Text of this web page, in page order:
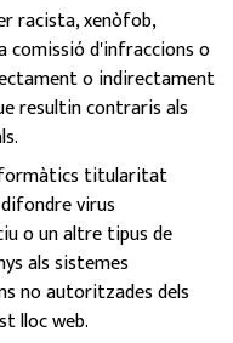
racista, xenòfob,
comissió d'infraccions o
o indirectament
resultin contraris als
titularitat
virus
o un altre tipus de
als sistemes
no autoritzades dels
lloc web.